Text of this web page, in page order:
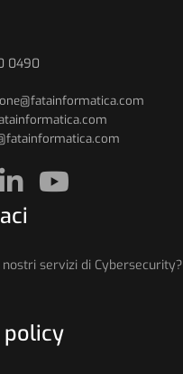
0490
nostri servizi di Cybersecurity?
policy